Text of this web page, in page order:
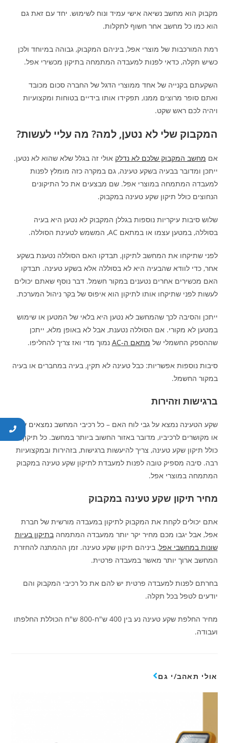
מקבוק הוא מחשב נשיאה אישי עמיד ונוח לשימוש. יחד עם זאת גם
הוא כמו כל מחשב אחר חשוף לתקלות.
רמת המורכבות של מוצרי אפל, ביניהם המקבוק, גבוהה במיוחד ולכן
כשיש תקלה, כדאי לפנות למעבדה המתמחה בתיקון מכשירי אפל.
השקעתם בקנייה של אחד ממוצרי הדגל של החברה סכום מכובד
ואתם סופר מרוצים ממנו, תפקידו אותו בידיים בטוחות ומקצועיות
ויהיה לכם ראש שקט.
המקבוק שלי לא נטען, למה? מה עליי לעשות?
אם מחשב המקבוק שלכם לא נדלק אולי זה בגלל שלא שהוא לא נטען.
ייתכן ומדובר בבעיה בשקע טעינה, גם במקרה כזה מומלץ לפנות
למעבדה המתמחה במוצרי אפל. שם מבצעים את כל התיקונים
הנחוצים כולל תיקון שקע טעינה במקבוק.
שלוש סיבות עיקריות נוספות בגללן המקבוק לא נטען היא בעיה
בסוללה, במטען עצמו או במתאם AC, המשמש לטעינת הסוללה.
לפני שתיקחו את המחשב לתיקון, תבדקו האם הסוללה נטענת בשקע
אחר, כדי לוודא שהבעיה היא לא בסוללה אלא בשקע טעינה. תבדקו
האם מכשירים אחרים נטענים במקור חשמל. דבר נוסף שאתם יכולים
לעשות לפני שתיקחו אותו לתיקון הוא איפוס של בקר ניהול המערכת.
ייתכן והסיבה לכך שהמחשב לא נטען היא בלאי של המטען או שימוש
במטען לא מקורי. אם הסוללה נטענת, אבל לא באופן מלא, ייתכן
שההספק החשמלי של מתאם ה-AC נמוך מדי ואז צריך להחליפו.
סיבות נוספות אפשריות: כבל טעינה לא תקין, בעיה במחברים או בעיה
במקור החשמל.
ברגישות וזהירות
שקע הטעינה נמצא על גבי לוח האם – כל רכיבי המחשב נמצאים עליו
או מקושרים לרכיביו, מדובר באזור החשוב ביותר במחשב. כל תיקון,
כולל תיקון שקע טעינה, צריך להיעשות ברגישות, בזהירות ובמקצועיות
רבה. סיבה מספיק טובה לפנות למעבדת לתיקון שקע טעינה במקבוק
המתמחה במוצרי אפל.
מחיר תיקון שקע טעינה במקבוק
אתם יכולים לקחת את המקבוק לתיקון במעבדה מורשית של חברת
אפל, אבל יגבו מכם מחיר יקר יותר ממעבדה המתמחהבתיקון בעיות
שונות במחשבי אפל, ביניהם תיקון שקע טעינה. זמן ההמתנה להחזרת
המחשב ארוך יותר מאשר במעבדה פרטית.
בחרתם לפנות למעבדה פרטית יש להם את כל רכיבי המקבוק והם
יודעים לטפל בכל תקלה.
מחיר החלפת שקע טעינה נע בין 400 ש"ח-800 ש"ח הכוללת החלפתו
ועבודה.
אולי תאהב/י גם